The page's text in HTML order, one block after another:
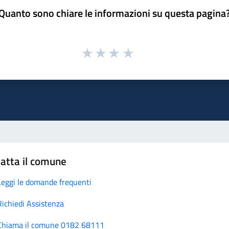
sono chiare le informazioni su questa
il comune
le domande frequenti
Assistenza
il comune 0182 68111